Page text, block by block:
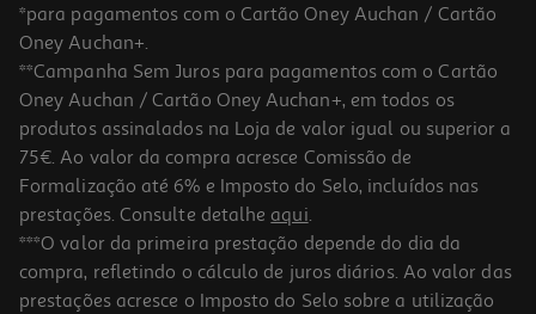
*para pagamentos com o Cartão Oney Auchan / Cartão
Oney Auchan+.
**Campanha Sem Juros para pagamentos com o Cartão
Oney Auchan / Cartão Oney Auchan+, em todos os
produtos assinalados na Loja de valor igual ou superior a
75€. Ao valor da compra acresce Comissão de
Formalização até 6% e Imposto do Selo, incluídos nas
prestações. Consulte detalhe aqui.
***O valor da primeira prestação depende do dia da
compra, refletindo o cálculo de juros diários. Ao valor das
prestações acresce o Imposto do Selo sobre a utilização